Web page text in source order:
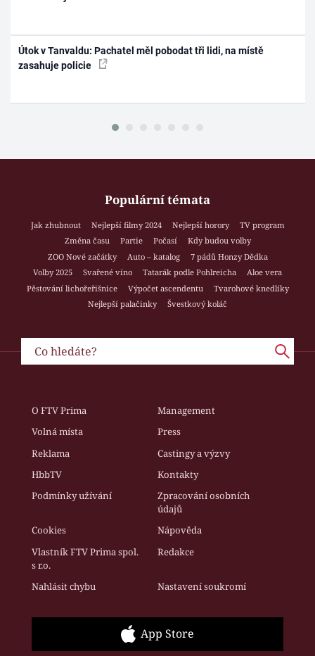
Útok v Tanvaldu: Pachatel měl pobodat tři lidi, na místě
zasahuje policie
Populární témata
Jak zhubnout Nejlepší filmy 2024 Nejlepší horory
TV program
Změna času
Partie Počasí
Kdy budou volby
ZOO Nové začátky
Auto – katalog
7 pádů Honzy Dědka
Volby 2025
Svařené víno Tatarák podle Pohlreicha
Aloe vera
Pěstování lichořeřišnice
Výpočet ascendentu
Tvarohové knedlíky
Nejlepší palačinky
Švestkový koláč
O FTV Prima
Management
Volná místa
Press
Reklama
Castingy a výzvy
HbbTV
Kontakty
Podmínky užívání
Zpracování osobních
údajů
Cookies
Nápověda
Vlastník FTV Prima spol.
s r.o.
Redakce
Nahlásit chybu Nastavení soukromí
App Store